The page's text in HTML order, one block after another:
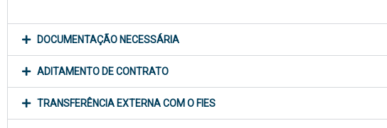
DOCUMENTAÇÃO NECESSÁRIA
ADITAMENTO DE CONTRATO
TRANSFERÊNCIA EXTERNA COM O FIES